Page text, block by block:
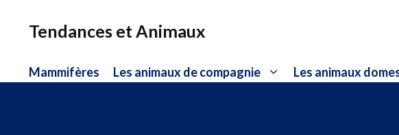
Tendances et Animaux
Mammifères Les animaux de compagnie Les animaux